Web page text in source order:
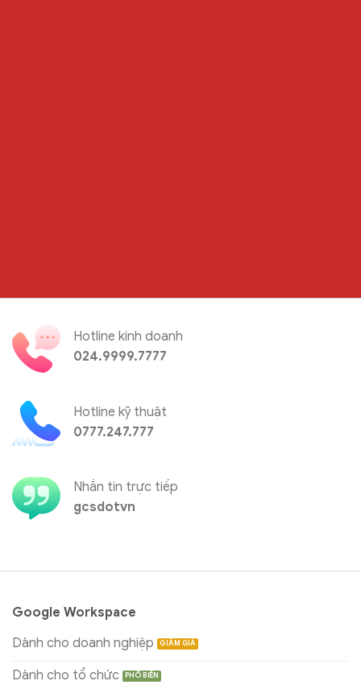
Hotline kinh doanh
024.9999.7777
Hotline kỹ thuật
0777.247.777
Nhắn tin trực tiếp
gcsdotvn
Google Workspace
Dành cho doanh nghiệp
Dành cho tổ chức